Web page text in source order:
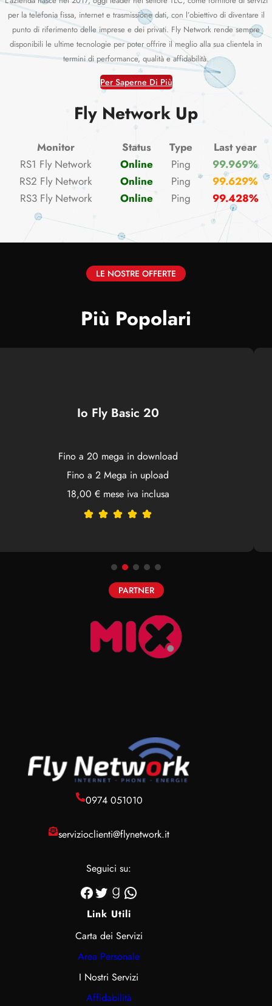
per la telefonia fissa, internet e trasmissione dati, con l’obiettivo di diventare il
punto di riferimento delle imprese e dei privati. Fly Network rende sempre
disponibili le ultime tecnologie per poter offrire il meglio alla sua clientela in
termini di performance, qualità e affidabilità.
Per Saperne Di Più
Fly Network Up
Monitor Status Type
Last year
RS1 Fly Network
Online Ping
99.969%
RS2 Fly Network
Online Ping
99.629%
RS3 Fly Network
Online Ping 99.428%
LE NOSTRE OFFERTE
Più Popolari
Io Fly Basic 20
Fino a 20 mega in download
Fino a 2 Mega in upload
18,00 € mese iva inclusa
PARTNER
0974 051010
servizioclienti@flynetwork.it
Seguici su:
Facebook Twitter Goodreads WhatsApp
Link Utili
Carta dei Servizi
Area Personale
I Nostri Servizi
Affidabilità